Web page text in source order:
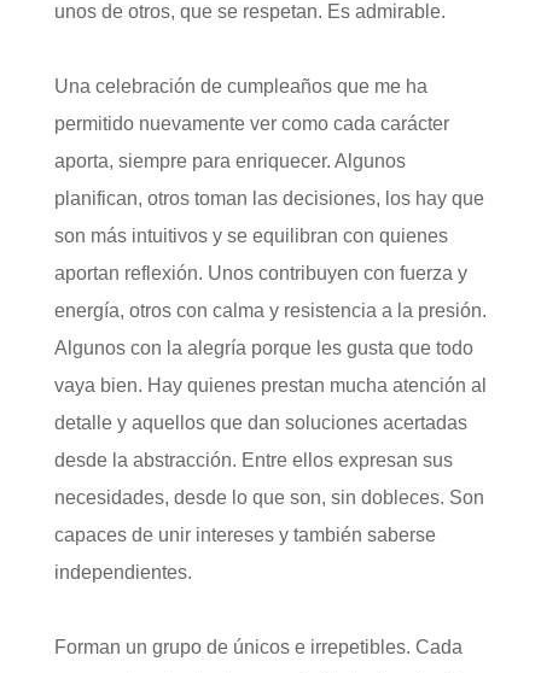
unos de otros, que se respetan. Es admirable.
Una celebración de cumpleaños que me ha
permitido nuevamente ver como cada carácter
aporta, siempre para enriquecer. Algunos
planifican, otros toman las decisiones, los hay que
son más intuitivos y se equilibran con quienes
aportan reflexión. Unos contribuyen con fuerza y
energía, otros con calma y resistencia a la presión.
Algunos con la alegría porque les gusta que todo
vaya bien. Hay quienes prestan mucha atención al
detalle y aquellos que dan soluciones acertadas
desde la abstracción. Entre ellos expresan sus
necesidades, desde lo que son, sin dobleces. Son
capaces de unir intereses y también saberse
independientes.
Forman un grupo de únicos e irrepetibles. Cada